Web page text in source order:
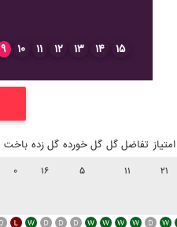
۹ ۱۰ ۱۱ ۱۲ ۱۳ ۱۴
۱۵
باخت گل زده گل خورده تفاضل گل امتیاز
۰ ۱۶ ۵ ۱۱ ۲۱